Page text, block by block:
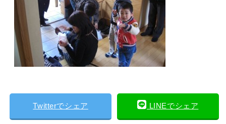
Twitterでシェア LINEでシェア